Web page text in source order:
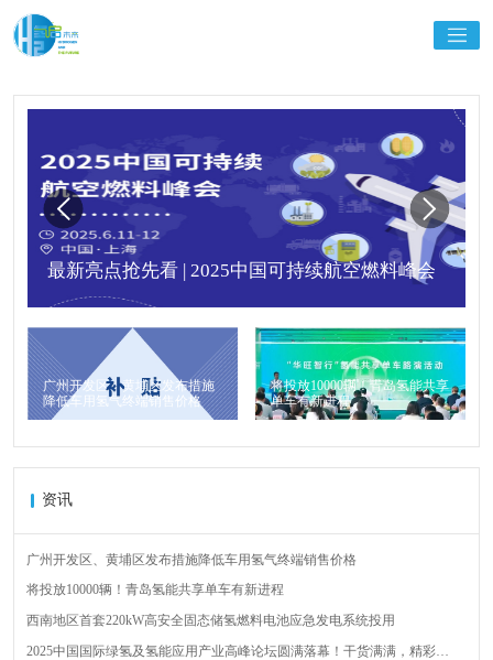
最新亮点抢先看 | 2025中国可持续航空燃料峰会
广州开发区、黄埔区发布措施
降低车用氢气终端销售价格
将投放10000辆！青岛氢能共享
单车有新进程
资讯
广州开发区、黄埔区发布措施降低车用氢气终端销售价格
将投放10000辆！青岛氢能共享单车有新进程
西南地区首套220kW高安全固态储氢燃料电池应急发电系统投用
2025中国国际绿氢及氢能应用产业高峰论坛圆满落幕！干货满满，精彩瞬